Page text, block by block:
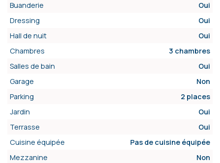
Buanderie
Oui
Dressing
Oui
Hall de nuit
Oui
Chambres
3 chambres
Salles de bain
Oui
Garage
Non
Parking
2 places
Jardin
Oui
Terrasse
Oui
Cuisine équipée
Pas de cuisine équipée
Mezzanine
Non